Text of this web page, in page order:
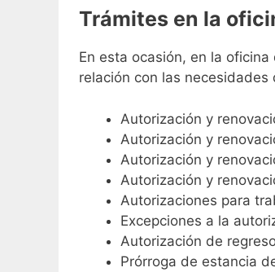
Trámites en la
En esta ocasión, en la
relación con las
Autorización y
Autorización y
Autorización y
Autorización y
Autorizaciones para
Excepciones a la
Autorización de
Prórroga de estancia